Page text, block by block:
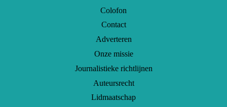
Colofon
Contact
Adverteren
Onze missie
Journalistieke richtlijnen
Auteursrecht
Lidmaatschap